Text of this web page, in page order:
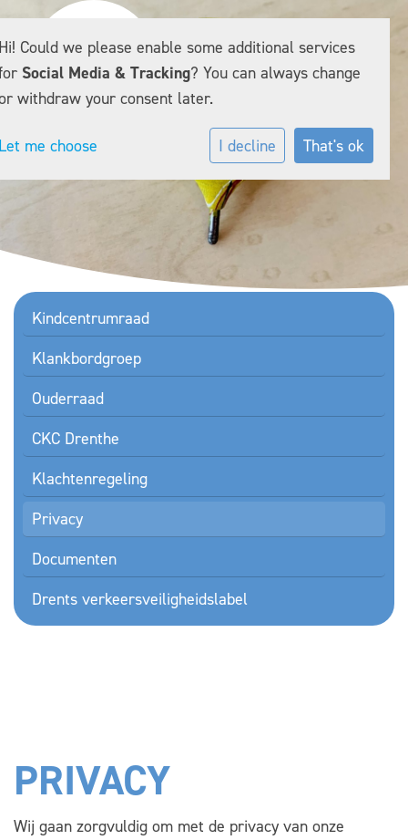
Kindcentrumraad
Klankbordgroep
Ouderraad
CKC Drenthe
Klachtenregeling
Privacy
Documenten
Drents verkeersveiligheidslabel
PRIVACY
Wij gaan zorgvuldig om met de privacy van onze
Could we please enable some additional services
Social Media & Tracking? You can always change
withdraw your consent later.
me choose I decline That's ok